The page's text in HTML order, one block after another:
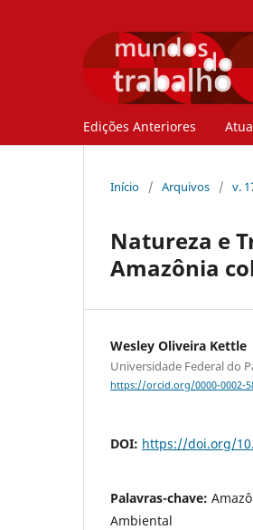
Edições Anteriores
Início / Arquivos / v.
Natureza e
Amazônia
Wesley Oliveira Kettle
Universidade Federal do
https://orcid.org/0000-0002-
DOI: https://doi.org/
Palavras-chave:
Ambiental